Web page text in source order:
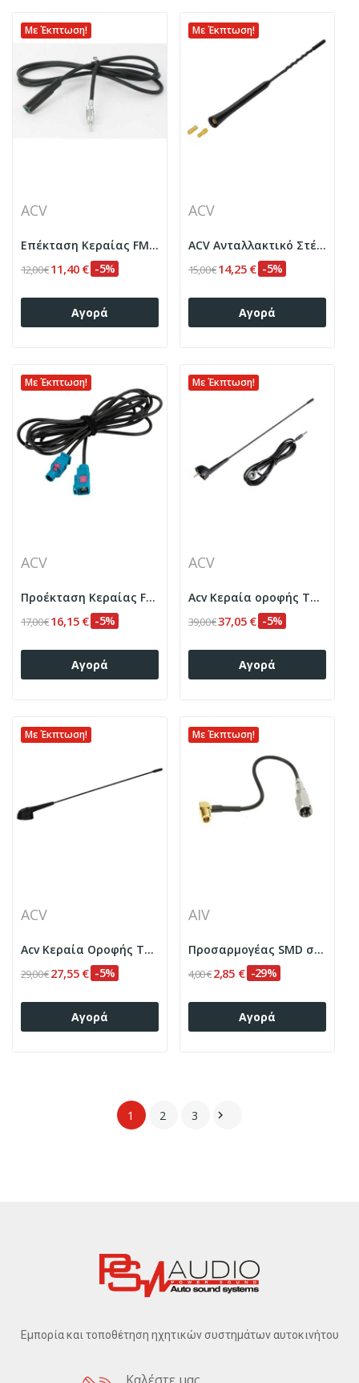
Με Έκπτωση!
ACV
Επέκταση Κεραίας FM Αρσενικό-Θηλυκό 450cm
12,00 €11,40 € -5%
Αγορά
Με Έκπτωση!
ACV
ACV Ανταλλακτικό Στέλεχος κεραίας 28,5cm M5/6
15,00 €14,25 € -5%
Αγορά
Με Έκπτωση!
ACV
Προέκταση Κεραίας Fakra Male-Fakra Female 2m
17,00 €16,15 € -5%
Αγορά
Με Έκπτωση!
ACV
Acv Κεραία οροφής Τύπου Fiat με καλώδιο
39,00 €37,05 € -5%
Αγορά
Με Έκπτωση!
ACV
Acv Κεραία Οροφής Τύπου Fiat χωρίς καλώδιο
29,00 €27,55 € -5%
Αγορά
Με Έκπτωση!
AIV
Προσαρμογέας SMD σε FME
4,00 €2,85 € -29%
Αγορά
1 2 3 
Εμπορία και τοποθέτηση ηχητικών συστημάτων αυτοκινήτου